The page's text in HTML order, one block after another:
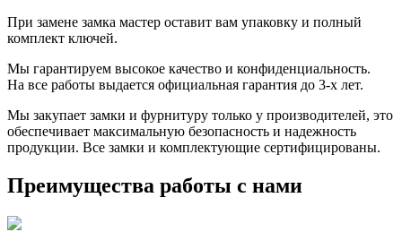
При замене замка мастер оставит вам упаковку и полный
комплект ключей.
Мы гарантируем высокое качество и конфиденциальность.
На все работы выдается официальная гарантия до 3-х лет.
Мы закупает замки и фурнитуру только у производителей, это
обеспечивает максимальную безопасность и надежность
продукции. Все замки и комплектующие сертифицированы.
Преимущества работы с нами